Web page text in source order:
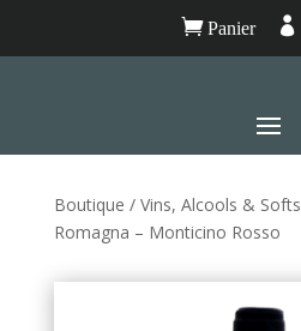
Panier 
Boutique / Vins, Alcools & Softs
Romagna – Monticino Rosso